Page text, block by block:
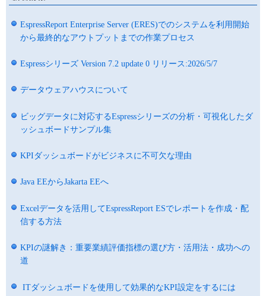
EspressReport Enterprise Server (ERES)でのシステムを利用開始
から最終的なアウトプットまでの作業プロセス
Espressシリーズ Version 7.2 update 0 リリース:2026/5/7
データウェアハウスについて
ビッグデータに対応するEspressシリーズの分析・可視化したダ
ッシュボードサンプル集
KPIダッシュボードがビジネスに不可欠な理由
Java EEからJakarta EEへ
Excelデータを活用してEspressReport ESでレポートを作成・配
信する方法
KPIの謎解き：重要業績評価指標の選び方・活用法・成功への
道
ITダッシュボードを使用して効果的なKPI設定をするには